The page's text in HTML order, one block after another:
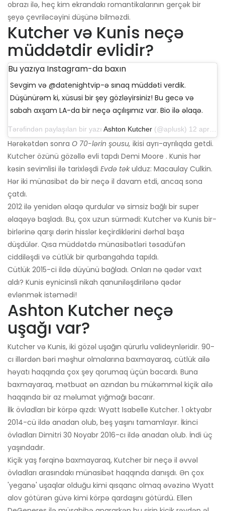
obrazı ilə, heç kim ekrandakı romantikalarının gerçək bir
şeyə çevriləcəyini düşünə bilməzdi.
Kutcher və Kunis neçə
müddətdir evlidir?
Bu yazıya Instagram-da baxın
Sevgim və @datenightvip-ə sınaq müddəti verdik.
Düşünürəm ki, xüsusi bir şey gözləyirsiniz! Bu gecə və
sabah axşam LA-da bir neçə açılışımız var. Bio ilə əlaqə.
Tərəfindən paylaşılan bir yazı Ashton Kutcher (@aplusk) 12 aprel 2019-cu il, saat 14: 50-də PDT
Hərəkətdən sonra O 70-lərin şousu, ikisi ayrı-ayrılıqda getdi.
Kutcher özünü gözəllə evli tapdı Demi Moore . Kunis hər
kəsin sevimlisi ilə tarixləşdi Evdə təkulduz: Macaulay Culkin.
Hər iki münasibət də bir neçə il davam etdi, ancaq sona
çatdı.
2012 ilə yenidən əlaqə qurdular və simsiz bağlı bir super
əlaqəyə başladı. Bu, çox uzun sürmədi: Kutcher və Kunis bir-
birlərinə qarşı dərin hisslər keçirdiklərini dərhal başa
düşdülər. Qısa müddətdə münasibətləri təsadüfən
ciddiləşdi və cütlük bir qurbangahda tapıldı.
Cütlük 2015-ci ildə düyünü bağladı. Onları nə qədər vaxt
aldı? Kunis eynicinsli nikah qanuniləşdirilənə qədər
evlənmək istəmədi!
Ashton Kutcher neçə
uşağı var?
Kutcher və Kunis, iki gözəl uşağın qürurlu valideynləridir. 90-
cı illərdən bəri məşhur olmalarına baxmayaraq, cütlük ailə
həyatı haqqında çox şey qorumaq üçün bacardı. Buna
baxmayaraq, mətbuat ən azından bu mükəmməl kiçik ailə
haqqında bir az məlumat yığmağı bacarır.
İlk övladları bir körpə qızdı: Wyatt Isabelle Kutcher. 1 oktyabr
2014-cü ildə anadan olub, beş yaşını tamamlayır. İkinci
övladları Dimitri 30 Noyabr 2016-cı ildə anadan olub. İndi üç
yaşındadır.
Kiçik yaş fərqinə baxmayaraq, Kutcher bir neçə il əvvəl
övladları arasındakı münasibət haqqında danışdı. Ən çox
'yeganə' uşaqlar olduğu kimi qısqanc olmaq əvəzinə Wyatt
alov götürən güvə kimi körpə qardaşını götürdü. Ellen